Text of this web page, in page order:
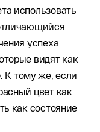
использовать
успеха
видят как
К тому же, если
цвет как
как состояние